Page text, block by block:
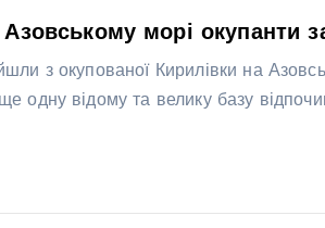
Азовському морі окупанти
з окупованої Кирилівки на
одну відому та велику базу